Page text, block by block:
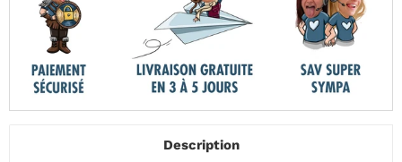
Description